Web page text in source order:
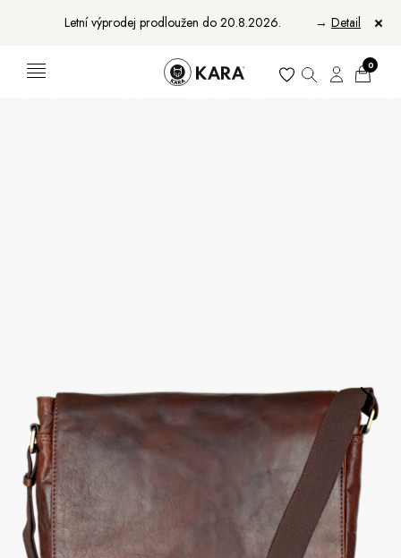
Letní výprodej prodloužen do 20.8.2026. → Detail
Kufry -21 % Prodejny
Kara klub
Dárkové poukazy
Extra výhodné
Bundy a kabáty -50 %
Česky Slovensky
0